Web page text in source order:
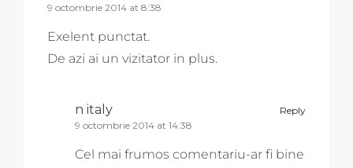
9 octombrie 2014 at 8:38
Exelent punctat.
De azi ai un vizitator in plus.
Reply
n italy
9 octombrie 2014 at 14:38
Cel mai frumos comentariu-ar fi bine